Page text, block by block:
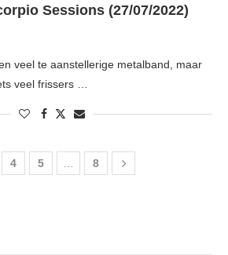
Sessions (27/07/2022)
veel te aanstellerige metalband, maar
veel frissers …
4 5 … 8